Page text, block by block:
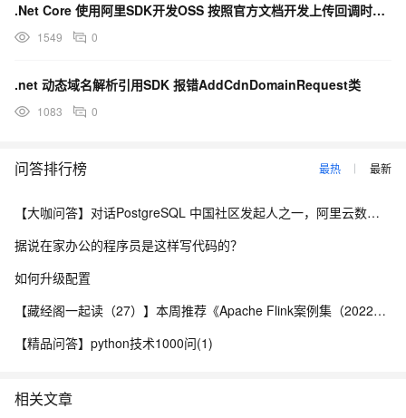
.Net Core 使用阿里SDK开发OSS 按照官方文档开发上传回调时报异常码415
1549 0
.net 动态域名解析引用SDK 报错AddCdnDomainRequest类
1083 0
问答排行榜 最热 最新
【大咖问答】对话PostgreSQL 中国社区发起人之一，阿里云数据库高级专家 德哥
据说在家办公的程序员是这样写代码的？
如何升级配置
【藏经阁一起读（27）】本周推荐《Apache Flink案例集（2022版）》，你有哪些心得？
【精品问答】python技术1000问(1)
相关文章